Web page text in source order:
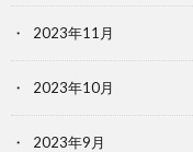
2023年11月
2023年10月
2023年9月